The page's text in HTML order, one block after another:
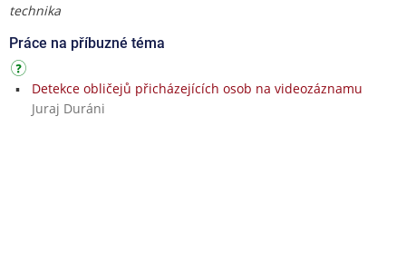
technika
Práce na příbuzné téma
Detekce obličejů přicházejících osob na videozáznamu
Juraj Duráni